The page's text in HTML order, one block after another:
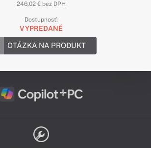
246,02 € bez DPH
Dostupnosť:
VYPREDANÉ
OTÁZKA NA PRODUKT